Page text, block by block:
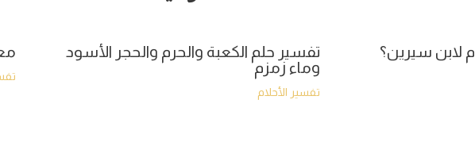
لابن سيرين؟
تفسير حلم الكعبة والحرم والحجر الأسود
وماء زمزم
تفسير الأحلام